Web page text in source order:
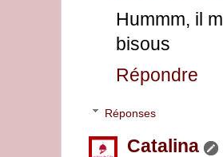
Hummm, il
bisous
Répondre
Réponses
Catalina